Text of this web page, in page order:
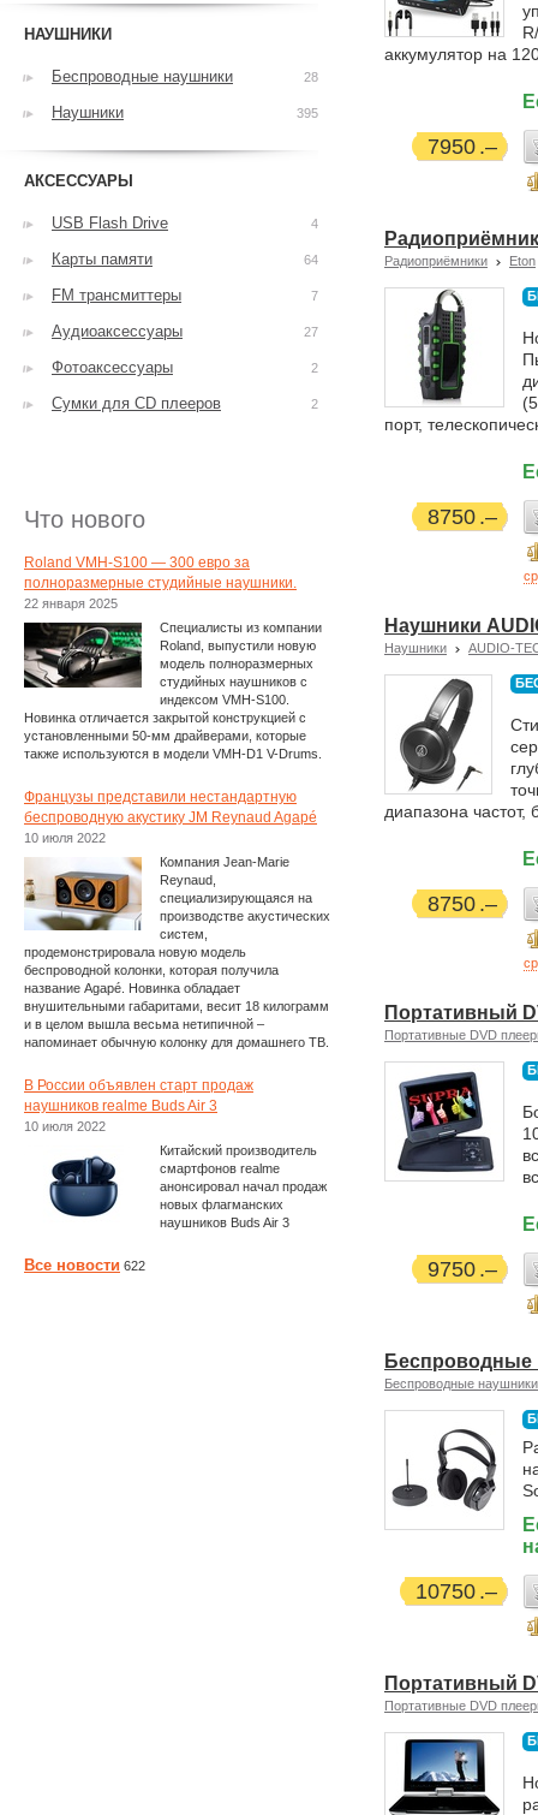
аккумулятор на
7950
Радиоприёмники Eton
порт,
8750
Наушники
Наушники AUDIO-
диапазона
8750
Портативный
Портативные DVD
9750
Беспроводные
Беспроводные наушники
10750
Портативный
Портативные DVD
НАУШНИКИ
Беспроводные наушники 28
Наушники 395
АКСЕССУАРЫ
USB Flash Drive 4
Карты памяти 64
FM трансмиттеры 7
Аудиоаксессуары 27
Фотоаксессуары 2
Сумки для CD плееров 2
Что нового
Roland VMH-S100 — 300 евро за
полноразмерные студийные наушники.
22 января 2025
Специалисты из компании
Roland, выпустили новую
модель полноразмерных
студийных наушников с
индексом VMH-S100.
Новинка отличается закрытой конструкцией с
установленными 50-мм драйверами, которые
также используются в модели VMH-D1 V-Drums.
Французы представили нестандартную
беспроводную акустику JM Reynaud Agapé
10 июля 2022
Компания Jean-Marie
Reynaud,
специализирующаяся на
производстве акустических
систем,
продемонстрировала новую модель
беспроводной колонки, которая получила
название Agapé. Новинка обладает
внушительными габаритами, весит 18 килограмм
и в целом вышла весьма нетипичной –
напоминает обычную колонку для домашнего ТВ.
В России объявлен старт продаж
наушников realme Buds Air 3
10 июля 2022
Китайский производитель
смартфонов realme
анонсировал начал продаж
новых флагманских
наушников Buds Air 3
Все новости 622